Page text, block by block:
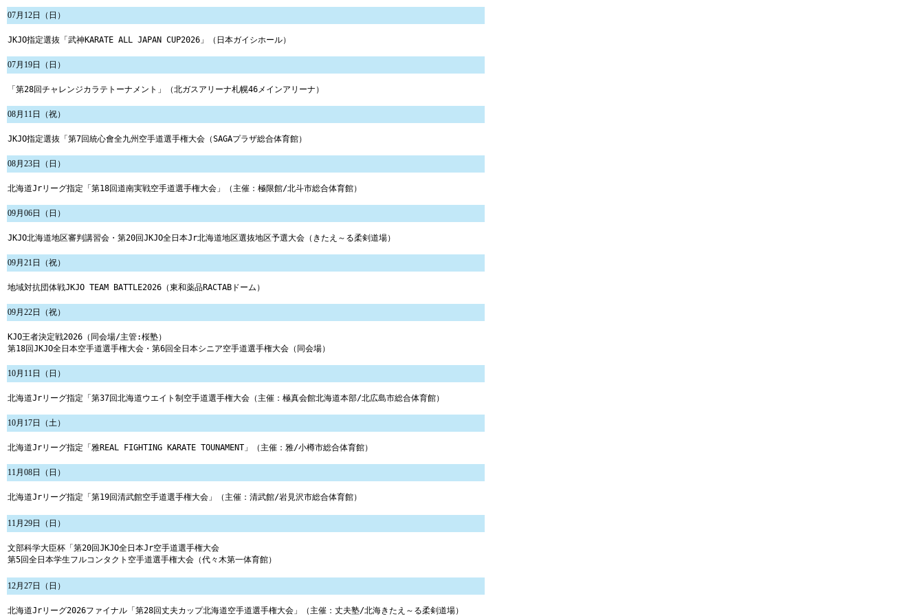
07月12日（日）
JKJO指定選抜「武神KARATE ALL JAPAN CUP2026」（日本ガイシホール）
07月19日（日）
「第28回チャレンジカラテトーナメント」（北ガスアリーナ札幌46メインアリーナ）
08月11日（祝）
JKJO指定選抜「第7回統心會全九州空手道選手権大会（SAGAプラザ総合体育館）
08月23日（日）
北海道Jrリーグ指定「第18回道南実戦空手道選手権大会」（主催：極限館/北斗市総合体育館）
09月06日（日）
JKJO北海道地区審判講習会・第20回JKJO全日本Jr北海道地区選抜地区予選大会（きたえ～る柔剣道場）
09月21日（祝）
地域対抗団体戦JKJO TEAM BATTLE2026（東和薬品RACTABドーム）
09月22日（祝）
KJO王者決定戦2026（同会場/主管:桜塾）
第18回JKJO全日本空手道選手権大会・第6回全日本シニア空手道選手権大会（同会場）
10月11日（日）
北海道Jrリーグ指定「第37回北海道ウエイト制空手道選手権大会（主催：極真会館北海道本部/北広島市総合体育館）
10月17日（土）
北海道Jrリーグ指定「雅REAL FIGHTING KARATE TOUNAMENT」（主催：雅/小樽市総合体育館）
11月08日（日）
北海道Jrリーグ指定「第19回清武館空手道選手権大会」（主催：清武館/岩見沢市総合体育館）
11月29日（日）
文部科学大臣杯「第20回JKJO全日本Jr空手道選手権大会
第5回全日本学生フルコンタクト空手道選手権大会（代々木第一体育館）
12月27日（日）
北海道Jrリーグ2026ファイナル「第28回丈夫カップ北海道空手道選手権大会」（主催：丈夫塾/北海きたえ～る柔剣道場）